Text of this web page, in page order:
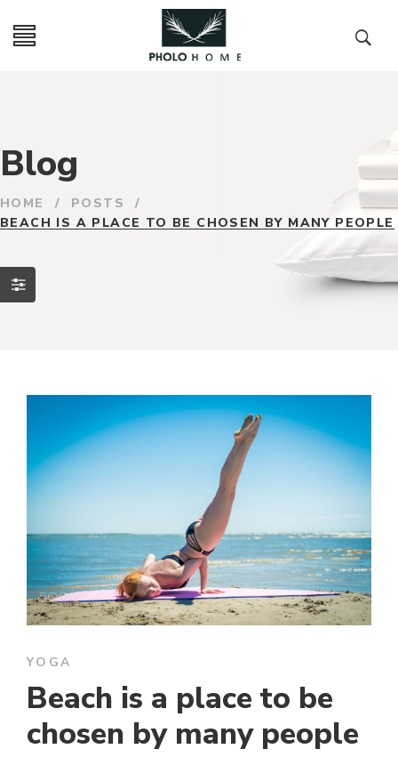
Blog
HOME / POSTS
/
BEACH IS A PLACE TO BE CHOSEN BY MANY PEOPLE
YOGA
Beach is a place to be
chosen by many people